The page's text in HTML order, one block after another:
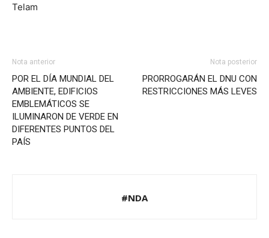
Telam
Nota anterior
POR EL DÍA MUNDIAL DEL
AMBIENTE, EDIFICIOS
EMBLEMÁTICOS SE
ILUMINARON DE VERDE EN
DIFERENTES PUNTOS DEL
PAÍS
Nota posterior
PRORROGARÁN EL DNU CON
RESTRICCIONES MÁS LEVES
#NDA